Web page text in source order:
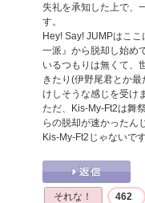
失礼を承知した上で、
す。
Hey! Say! JUMPはこ
一派』から脱却し始め
いるつもりは無くて、
きたり(伊野尾君とか
けしそうな感じを受け
ただ、Kis-My-Ft2は舞
らの脱却が速かったん
Kis-My-Ft2じゃないです
それな！ 462